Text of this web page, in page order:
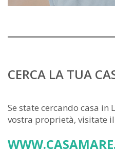
CERCA LA TUA
Se state cercando casa in
vostra proprietà, visitate